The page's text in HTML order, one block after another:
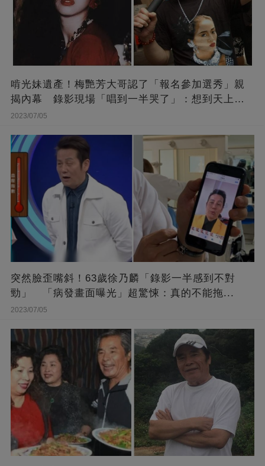
啃光妹遺產！梅艷芳大哥認了「報名參加選秀」親
揭內幕 錄影現場「唱到一半哭了」：想到天上的
她
2023/07/05
突然臉歪嘴斜！63歲徐乃麟「錄影一半感到不對
勁」 「病發畫面曝光」超驚悚：真的不能拖...
2023/07/05